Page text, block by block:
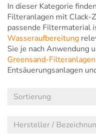
In dieser Kategorie
Filteranlagen mit Clack-
passende Filtermaterial
Wasseraufbereitung
Sie je nach Anwendung
Greensand-Filteranlagen
Entsäuerungsanlagen
Sortierung
Hersteller /